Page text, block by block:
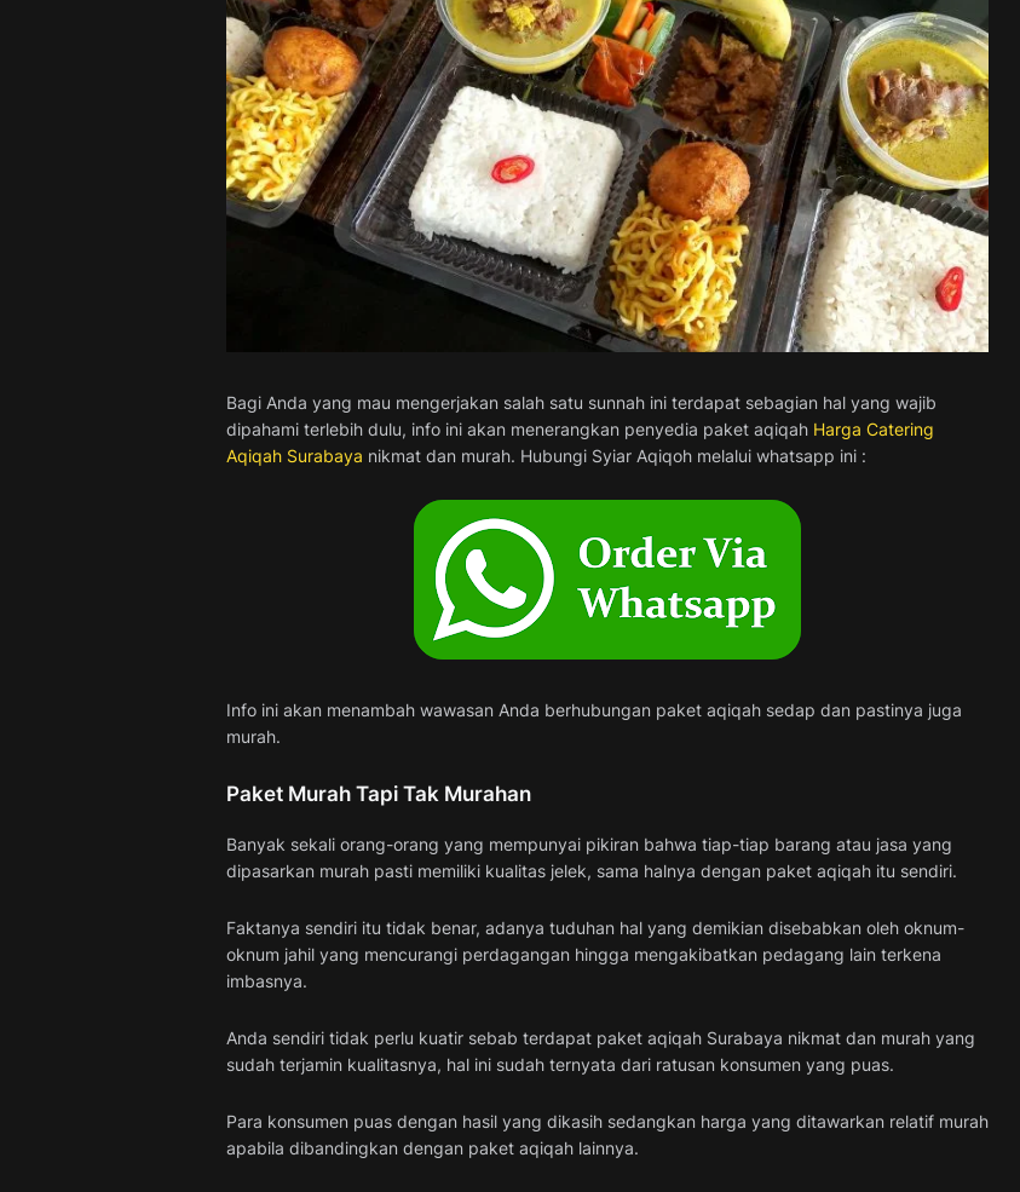
Bagi Anda yang mau mengerjakan salah satu sunnah ini terdapat sebagian hal yang wajib
dipahami terlebih dulu, info ini akan menerangkan penyedia paket aqiqah Harga Catering
Aqiqah Surabaya nikmat dan murah. Hubungi Syiar Aqiqoh melalui whatsapp ini :
Info ini akan menambah wawasan Anda berhubungan paket aqiqah sedap dan pastinya juga
murah.
Paket Murah Tapi Tak Murahan
Banyak sekali orang-orang yang mempunyai pikiran bahwa tiap-tiap barang atau jasa yang
dipasarkan murah pasti memiliki kualitas jelek, sama halnya dengan paket aqiqah itu sendiri.
Faktanya sendiri itu tidak benar, adanya tuduhan hal yang demikian disebabkan oleh oknum-
oknum jahil yang mencurangi perdagangan hingga mengakibatkan pedagang lain terkena
imbasnya.
Anda sendiri tidak perlu kuatir sebab terdapat paket aqiqah Surabaya nikmat dan murah yang
sudah terjamin kualitasnya, hal ini sudah ternyata dari ratusan konsumen yang puas.
Para konsumen puas dengan hasil yang dikasih sedangkan harga yang ditawarkan relatif murah
apabila dibandingkan dengan paket aqiqah lainnya.